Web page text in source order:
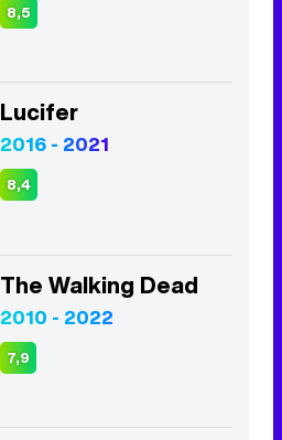
8,5
Lucifer
2016 - 2021
8,4
The Walking Dead
2010 - 2022
7,9